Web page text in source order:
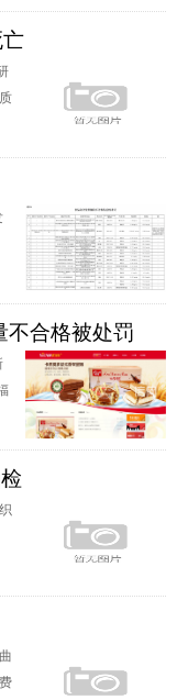
不合格被处罚